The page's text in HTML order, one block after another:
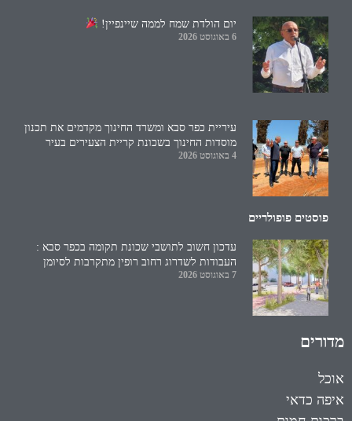
יום הולדת שמח לממה שיינפיין!
6 באוגוסט 2026
עיריית כפר סבא ומשרד החינוך מקדמים את תכנון
מוסדות החינוך בשכונת קריית הצעירים בעיר
4 באוגוסט 2026
פוסטים פופולריים
עדכון חשוב לתושבי שכונת תקומה בכפר סבא :
העבודות לשדרוג רחוב רופין מתקרבות לסיומן
7 באוגוסט 2026
מדורים
אוכל
איפה כדאי